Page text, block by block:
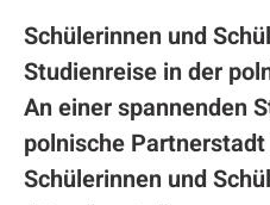
Schülerinnen und
Studienreise in der
An einer spannenden
polnische
Schülerinnen und